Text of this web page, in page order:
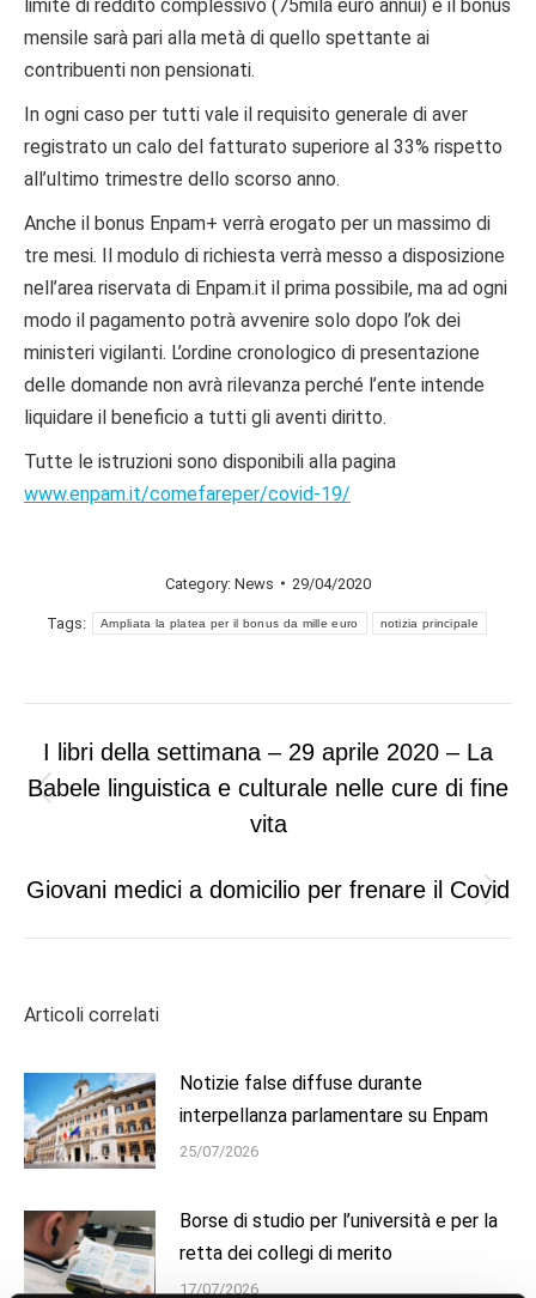
limite di reddito complessivo (75mila euro annui) e il bonus
mensile sarà pari alla metà di quello spettante ai
contribuenti non pensionati.
In ogni caso per tutti vale il requisito generale di aver
registrato un calo del fatturato superiore al 33% rispetto
all’ultimo trimestre dello scorso anno.
Anche il bonus Enpam+ verrà erogato per un massimo di
tre mesi. Il modulo di richiesta verrà messo a disposizione
nell’area riservata di Enpam.it il prima possibile, ma ad ogni
modo il pagamento potrà avvenire solo dopo l’ok dei
ministeri vigilanti. L’ordine cronologico di presentazione
delle domande non avrà rilevanza perché l’ente intende
liquidare il beneficio a tutti gli aventi diritto.
Tutte le istruzioni sono disponibili alla pagina
www.enpam.it/comefareper/covid-19/
Category: News 29/04/2020
Tags: Ampliata la platea per il bonus da mille euro notizia principale
navigation
Previous
post:
I libri della settimana – 29 aprile 2020 – La
Babele linguistica e culturale nelle cure di fine
vita
Next
post:
Giovani medici a domicilio per frenare il Covid
Articoli correlati
Notizie false diffuse durante
interpellanza parlamentare su Enpam
25/07/2026
Borse di studio per l’università e per la
retta dei collegi di merito
17/07/2026